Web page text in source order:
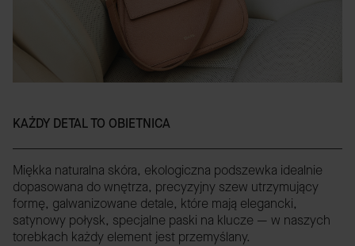
KAŻDY DETAL TO OBIETNICA
Miękka naturalna skóra, ekologiczna podszewka idealnie
dopasowana do wnętrza, precyzyjny szew utrzymujący
formę, galwanizowane detale, które mają elegancki,
satynowy połysk, specjalne paski na klucze — w naszych
torebkach każdy element jest przemyślany.